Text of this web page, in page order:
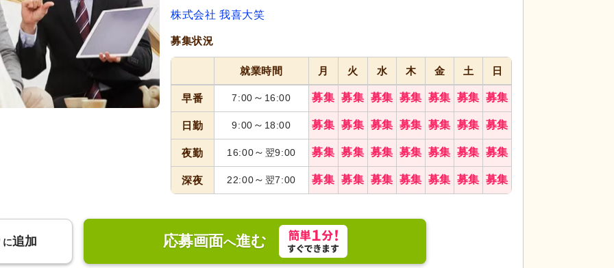
株式会社 我喜大笑
募集状況
就業時間 月 火 水 木 金 土 日
早番 7:00 ～ 16:00 募集 募集 募集 募集 募集 募集 募集
日勤 9:00 ～ 18:00 募集 募集 募集 募集 募集 募集 募集
夜勤 16:00～ 翌9:00 募集 募集 募集 募集 募集 募集 募集
深夜 22:00～ 翌7:00 募集 募集 募集 募集 募集 募集 募集
に追加 応募画面へ進む